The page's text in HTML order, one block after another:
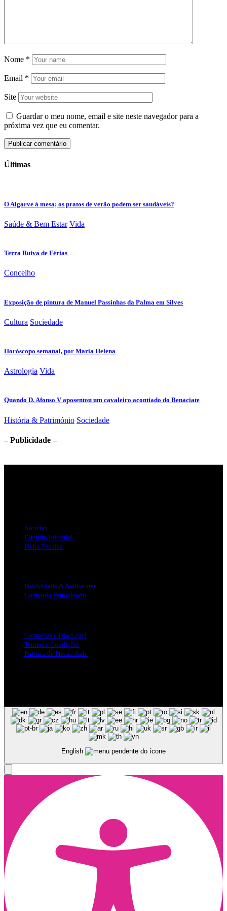
Nome *
Email *
Site
Guardar o meu nome, email e site neste navegador para a
próxima vez que eu comentar.
Últimas
O Algarve à mesa; os pratos de verão podem ser saudáveis?
Saúde & Bem Estar Vida
Terra Ruiva de Férias
Concelho
Exposição de pintura de Manuel Passinhas da Palma em Silves
Cultura Sociedade
Horóscopo semanal, por Maria Helena
Astrologia Vida
Quando D. Afonso V aposentou um cavaleiro acontiado do Benaciate
História & Património Sociedade
– Publicidade –
Notícias
Estatuto Editorial
Ficha Técnica
Publicidade & Assinaturas
Conteúdo Patrocinado
Contactos e Info Legal
Termos e Condições
Politica de Privacidade
English